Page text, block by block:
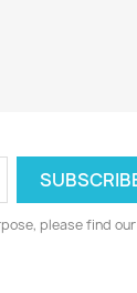
please find our